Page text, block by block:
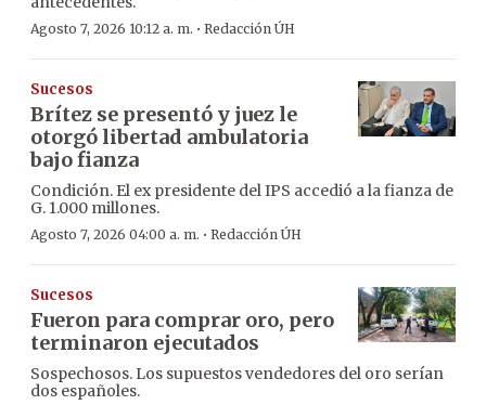
Agosto 7, 2026 10:12 a. m. · Redacción ÚH
Sucesos
Brítez se presentó y juez le
otorgó libertad ambulatoria
bajo fianza
Condición. El ex presidente del IPS accedió a la fianza de
G. 1.000 millones.
Agosto 7, 2026 04:00 a. m. · Redacción ÚH
Sucesos
Fueron para comprar oro, pero
terminaron ejecutados
Sospechosos. Los supuestos vendedores del oro serían
dos españoles.